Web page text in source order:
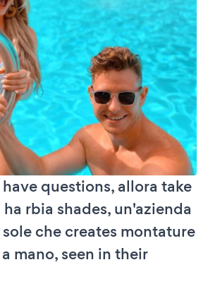
questions, allora take
rbia shades, un'azienda
che creates montature
mano, seen in their